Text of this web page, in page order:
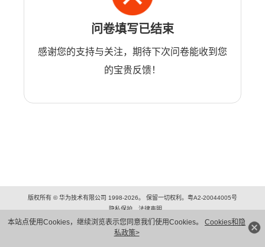
本站点使用Cookies，继续浏览表示您同意我们使用Cookies。 Cookies和隐
私政策>
问卷填写已结束
感谢您的支持与关注，期待下次问卷能收到您
的宝贵反馈！
版权所有 © 华为技术有限公司 1998-2026。 保留一切权利。粤A2-20044005号
隐私保护
法律声明